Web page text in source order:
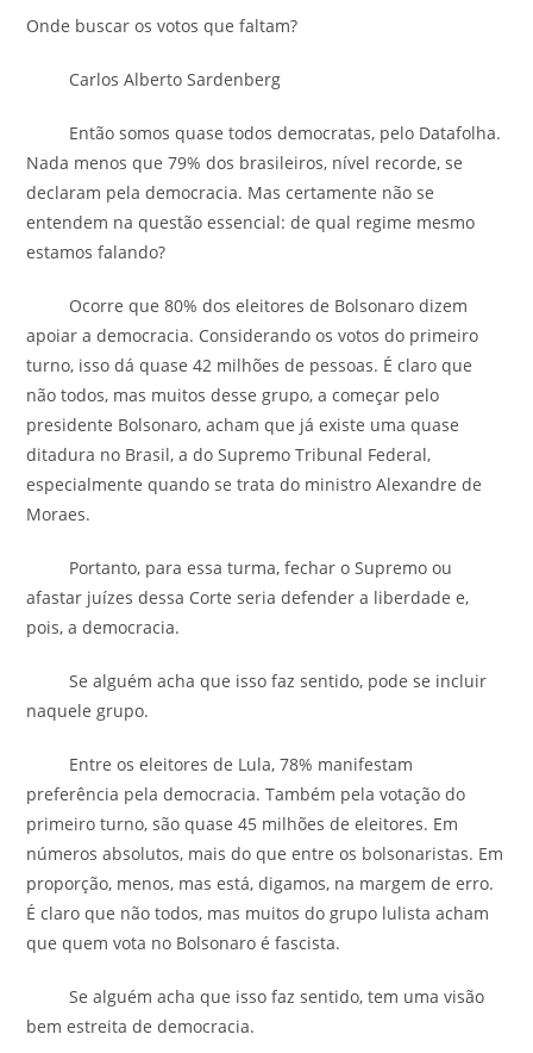
Onde buscar os votos que faltam?
Carlos Alberto Sardenberg
Então somos quase todos democratas, pelo Datafolha.
Nada menos que 79% dos brasileiros, nível recorde, se
declaram pela democracia. Mas certamente não se
entendem na questão essencial: de qual regime mesmo
estamos falando?
Ocorre que 80% dos eleitores de Bolsonaro dizem
apoiar a democracia. Considerando os votos do primeiro
turno, isso dá quase 42 milhões de pessoas. É claro que
não todos, mas muitos desse grupo, a começar pelo
presidente Bolsonaro, acham que já existe uma quase
ditadura no Brasil, a do Supremo Tribunal Federal,
especialmente quando se trata do ministro Alexandre de
Moraes.
Portanto, para essa turma, fechar o Supremo ou
afastar juízes dessa Corte seria defender a liberdade e,
pois, a democracia.
Se alguém acha que isso faz sentido, pode se incluir
naquele grupo.
Entre os eleitores de Lula, 78% manifestam
preferência pela democracia. Também pela votação do
primeiro turno, são quase 45 milhões de eleitores. Em
números absolutos, mais do que entre os bolsonaristas. Em
proporção, menos, mas está, digamos, na margem de erro.
É claro que não todos, mas muitos do grupo lulista acham
que quem vota no Bolsonaro é fascista.
Se alguém acha que isso faz sentido, tem uma visão
bem estreita de democracia.